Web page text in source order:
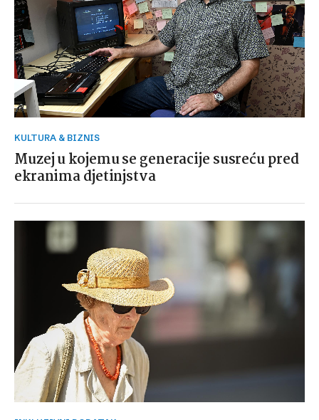
KULTURA & BIZNIS
Muzej u kojemu se generacije susreću pred
ekranima djetinjstva